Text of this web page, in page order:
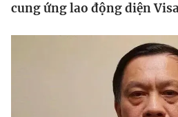
Tin tức
Thế giới đó đây
Kinh tế
Dữ liệu và đời sống
cung ứng lao động diện